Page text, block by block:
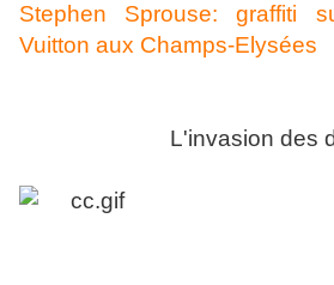
Stephen Sprouse: graffiti
Vuitton aux Champs-Elysées
L'invasion des